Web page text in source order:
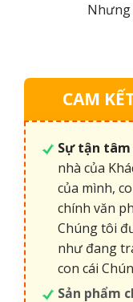
Nhưng
CAM
Sự tận tâm
nhà của
của mình,
chính văn
Chúng tôi
như đang
con cái
Sản phẩm